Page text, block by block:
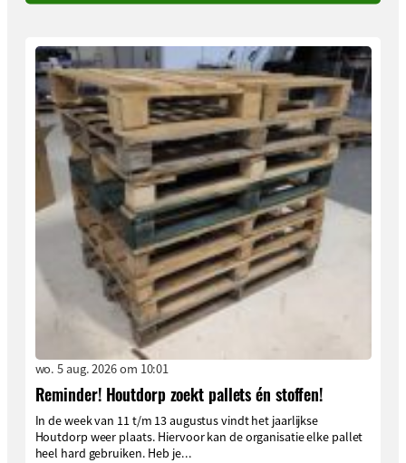
wo. 5 aug. 2026 om 10:01
Reminder! Houtdorp zoekt pallets én stoffen!
In de week van 11 t/m 13 augustus vindt het jaarlijkse
Houtdorp weer plaats. Hiervoor kan de organisatie elke pallet
heel hard gebruiken. Heb je...